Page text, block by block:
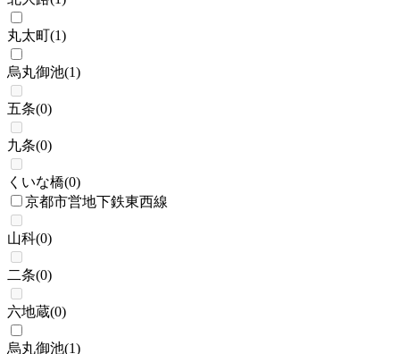
丸太町(1)
烏丸御池(1)
五条(0)
九条(0)
くいな橋(0)
京都市営地下鉄東西線
山科(0)
二条(0)
六地蔵(0)
烏丸御池(1)